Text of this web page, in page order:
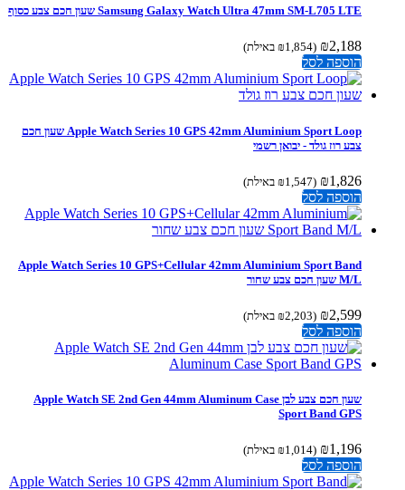
Samsung Galaxy Watch Ultra 47mm SM-L705 LTE שעון חכם צבע כסוף
₪2,188
(
₪1,854 באילת)
הוספה לסל
Apple Watch Series 10 GPS 42mm Aluminium Sport Loop שעון חכם
צבע רוז גולד - יבואן רשמי
₪1,826
(
₪1,547 באילת)
הוספה לסל
Apple Watch Series 10 GPS+Cellular 42mm Aluminium Sport Band
₪2,599
(
₪2,203 באילת)
הוספה לסל
שעון חכם צבע לבן Apple Watch SE 2nd Gen 44mm Aluminum Case
Sport Band GPS
₪1,196
(
₪1,014 באילת)
הוספה לסל